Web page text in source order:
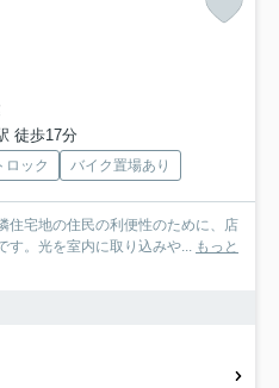
徒歩17分
ロック バイク置場あり
住宅地の住民の利便性のために、店
す。光を室内に取り込みや... もっと